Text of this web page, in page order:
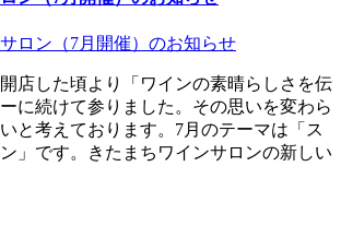
店した頃より「ワインの素晴らしさを伝
に続けて参りました。その思いを変わら
と考えております。7月のテーマは「ス
」です。きたまちワインサロンの新しい